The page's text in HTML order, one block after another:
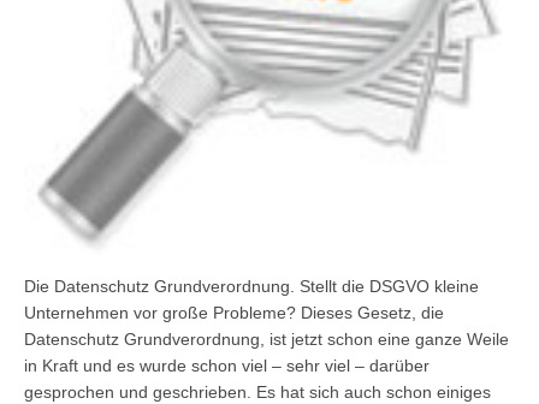
Die Datenschutz Grundverordnung. Stellt die DSGVO kleine
Unternehmen vor große Probleme? Dieses Gesetz, die
Datenschutz Grundverordnung, ist jetzt schon eine ganze Weile
in Kraft und es wurde schon viel – sehr viel – darüber
gesprochen und geschrieben. Es hat sich auch schon einiges